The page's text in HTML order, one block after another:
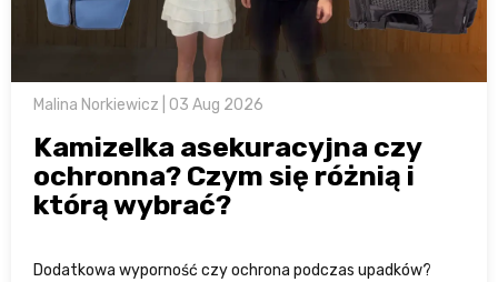
Malina Norkiewicz | 03 Aug 2026
Kamizelka asekuracyjna czy
ochronna? Czym się różnią i
którą wybrać?
Dodatkowa wyporność czy ochrona podczas upadków?